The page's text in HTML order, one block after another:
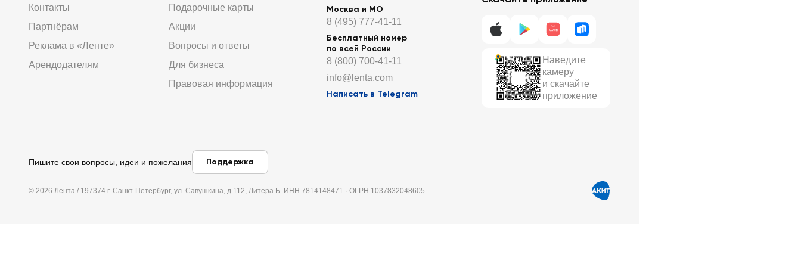
Контакты
Партнёрам
Реклама в «Ленте»
Арендодателям
Подарочные карты
Акции
Вопросы и ответы
Для бизнеса
Правовая информация
Москва и МО
8 (495) 777-41-11
Бесплатный номер
по всей России
8 (800) 700-41-11
info@lenta.com
Написать в Telegram
Наведите
камеру
и скачайте
приложение
Пишите свои вопросы, идеи и пожелания Поддержка
© 2026 Лента / 197374 г. Санкт-Петербург, ул. Савушкина, д.112, Литера Б. ИНН 7814148471 · ОГРН 1037832048605